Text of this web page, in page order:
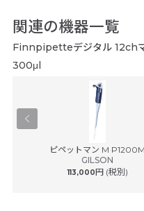
関連の機器一覧
Finnpipetteデジタル 12ch
300μl
ピペットマン M P1200M
GILSON
113,000円 (税別)